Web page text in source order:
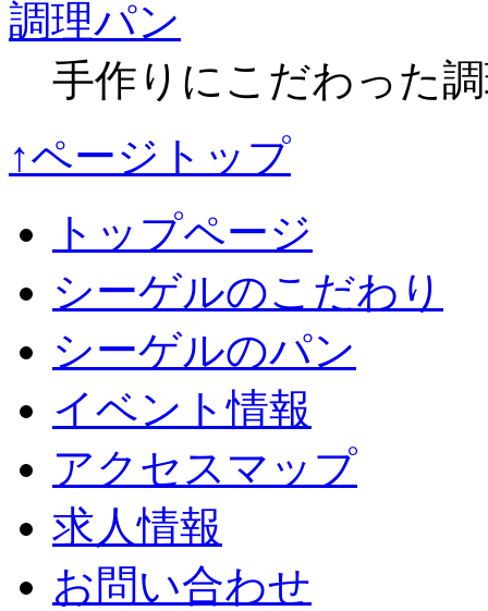
調理パン
手作りにこだわった
↑ページトップ
トップページ
シーゲルのこだわり
シーゲルのパン
イベント情報
アクセスマップ
求人情報
お問い合わせ